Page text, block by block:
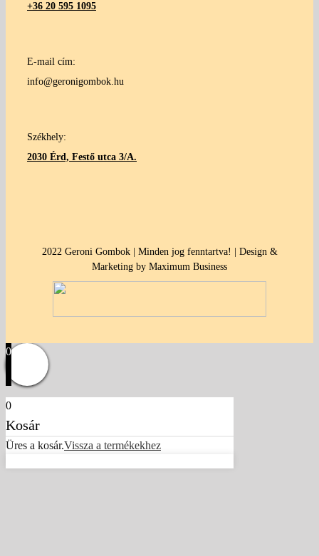
+36 20 595 1095
E-mail cím:
info@geronigombok.hu
Székhely:
2030 Érd, Festő utca 3/A.
2022 Geroni Gombok | Minden jog fenntartva! | Design &
Marketing by Maximum Business
0
0
Kosár
Üres a kosár.Vissza a termékekhez